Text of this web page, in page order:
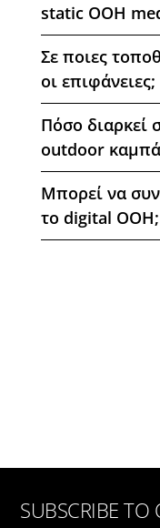
static OOH
Σε ποιες
οι επιφάνειες;
Πόσο διαρκεί
outdoor
Μπορεί να
το digital OOH;
SUBSCRIBE TO